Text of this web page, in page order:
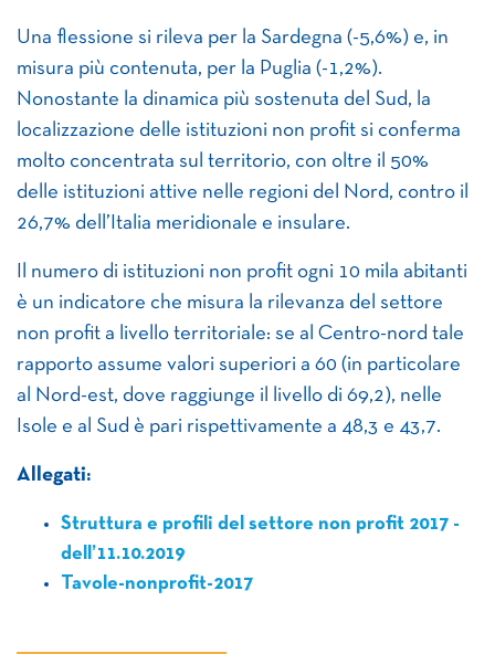
Una flessione si rileva per la Sardegna (-5,6%) e, in
misura più contenuta, per la Puglia (-1,2%).
Nonostante la dinamica più sostenuta del Sud, la
localizzazione delle istituzioni non profit si conferma
molto concentrata sul territorio, con oltre il 50%
delle istituzioni attive nelle regioni del Nord, contro il
26,7% dell’Italia meridionale e insulare.
Il numero di istituzioni non profit ogni 10 mila abitanti
è un indicatore che misura la rilevanza del settore
non profit a livello territoriale: se al Centro-nord tale
rapporto assume valori superiori a 60 (in particolare
al Nord-est, dove raggiunge il livello di 69,2), nelle
Isole e al Sud è pari rispettivamente a 48,3 e 43,7.
Allegati:
Struttura e profili del settore non profit 2017 -
dell’11.10.2019
Tavole-nonprofit-2017